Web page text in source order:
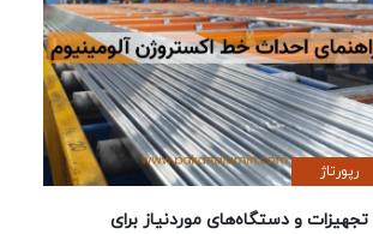
رپورتاژ
تجهیزات و دستگاه‌های موردنیاز برای